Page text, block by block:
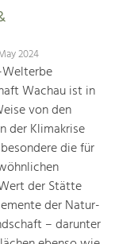
2024
Welterbe
Wachau ist in
von den
der Klimakrise
die für
der Stätte
der Natur-
– darunter